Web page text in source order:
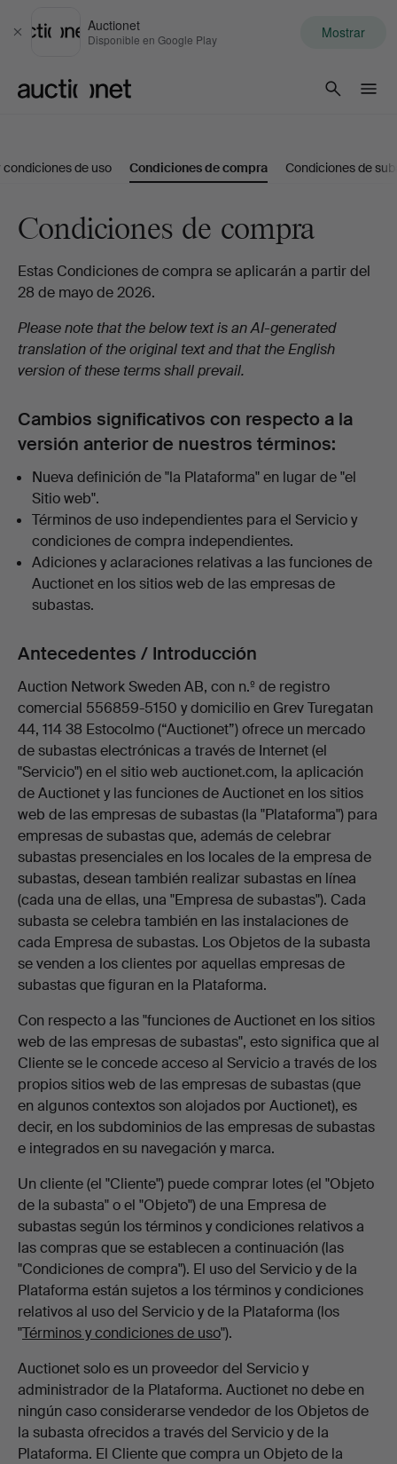
Cerrar
Auctionet
Disponible en Google Play Mostrar
condiciones de uso Condiciones de compra Condiciones de
Condiciones de compra
Estas Condiciones de compra se aplicarán a partir del
28 de mayo de 2026.
Please note that the below text is an AI-generated
translation of the original text and that the English
version of these terms shall prevail.
Cambios significativos con respecto a la
versión anterior de nuestros términos:
Nueva definición de "la Plataforma" en lugar de "el
Sitio web".
Términos de uso independientes para el Servicio y
condiciones de compra independientes.
Adiciones y aclaraciones relativas a las funciones de
Auctionet en los sitios web de las empresas de
subastas.
Antecedentes / Introducción
Auction Network Sweden AB, con n.º de registro
comercial 556859-5150 y domicilio en Grev Turegatan
44, 114 38 Estocolmo (“Auctionet”) ofrece un mercado
de subastas electrónicas a través de Internet (el
"Servicio") en el sitio web auctionet.com, la aplicación
de Auctionet y las funciones de Auctionet en los sitios
web de las empresas de subastas (la "Plataforma") para
empresas de subastas que, además de celebrar
subastas presenciales en los locales de la empresa de
subastas, desean también realizar subastas en línea
(cada una de ellas, una "Empresa de subastas"). Cada
subasta se celebra también en las instalaciones de
cada Empresa de subastas. Los Objetos de la subasta
se venden a los clientes por aquellas empresas de
subastas que figuran en la Plataforma.
Con respecto a las "funciones de Auctionet en los sitios
web de las empresas de subastas", esto significa que al
Cliente se le concede acceso al Servicio a través de los
propios sitios web de las empresas de subastas (que
en algunos contextos son alojados por Auctionet), es
decir, en los subdominios de las empresas de subastas
e integrados en su navegación y marca.
Un cliente (el "Cliente") puede comprar lotes (el "Objeto
de la subasta" o el "Objeto") de una Empresa de
subastas según los términos y condiciones relativos a
las compras que se establecen a continuación (las
"Condiciones de compra"). El uso del Servicio y de la
Plataforma están sujetos a los términos y condiciones
relativos al uso del Servicio y de la Plataforma (los
"Términos y condiciones de uso").
Auctionet solo es un proveedor del Servicio y
administrador de la Plataforma. Auctionet no debe en
ningún caso considerarse vendedor de los Objetos de
la subasta ofrecidos a través del Servicio y de la
Plataforma. El Cliente que compra un Objeto de la